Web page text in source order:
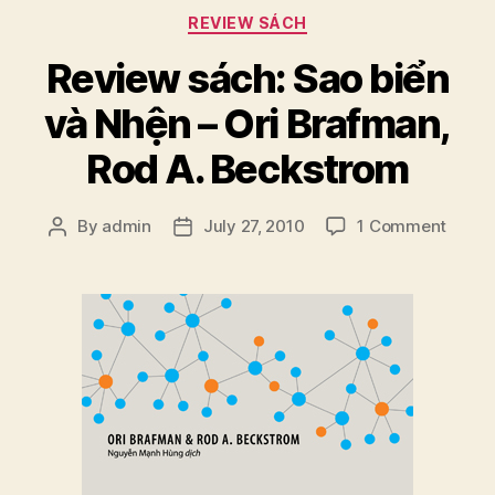
Categories
REVIEW SÁCH
Review sách: Sao biển
và Nhện – Ori Brafman,
Rod A. Beckstrom
Post
By admin
PostJuly 27, 2010 1 Commenton